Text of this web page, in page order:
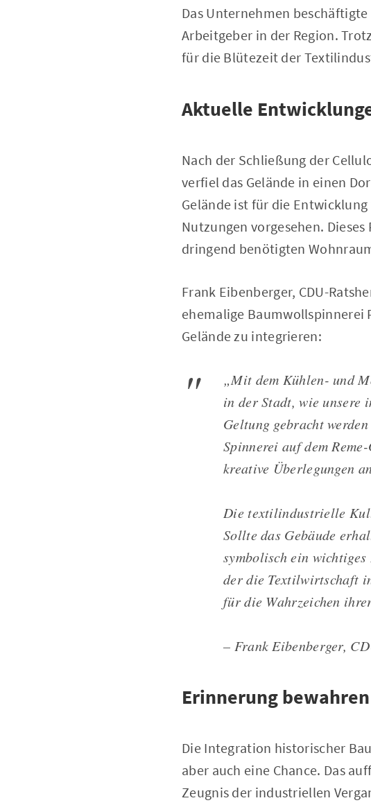
Das Unternehmen
Arbeitgeber in der Region.
für die Blütezeit der
Aktuelle
Nach der Schließung der
verfiel das Gelände in einen
Gelände ist für die
Nutzungen vorgesehen.
dringend benötigten
Frank Eibenberger, CDU-
ehemalige Baumwollspinnerei
Gelände zu integrieren:
„Mit dem Kühlen- und
in der Stadt, wie
Geltung gebracht
Spinnerei auf dem
kreative Überlegungen
Die textilindustrielle
Sollte das Gebäude
symbolisch ein
der die Textilwirtschaft
für die Wahrzeichen
– Frank Eibenberger,
Erinnerung
Die Integration historischer
aber auch eine Chance. Das
Zeugnis der industriellen